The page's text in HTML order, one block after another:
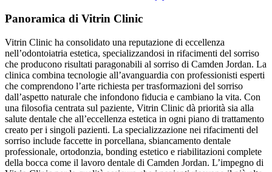
Panoramica di Vitrin Clinic
Vitrin Clinic ha consolidato una reputazione di eccellenza
nell’odontoiatria estetica, specializzandosi in rifacimenti del sorriso
che producono risultati paragonabili al sorriso di Camden Jordan. La
clinica combina tecnologie all’avanguardia con professionisti esperti
che comprendono l’arte richiesta per trasformazioni del sorriso
dall’aspetto naturale che infondono fiducia e cambiano la vita. Con
una filosofia centrata sul paziente, Vitrin Clinic dà priorità sia alla
salute dentale che all’eccellenza estetica in ogni piano di trattamento
creato per i singoli pazienti. La specializzazione nei rifacimenti del
sorriso include faccette in porcellana, sbiancamento dentale
professionale, ortodonzia, bonding estetico e riabilitazioni complete
della bocca come il lavoro dentale di Camden Jordan. L’impegno di